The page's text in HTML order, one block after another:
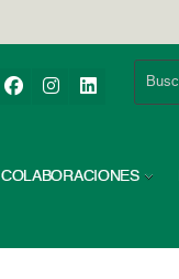
COLABORACIONES